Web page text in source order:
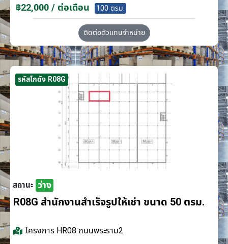
฿22,000 / ต่อเดือน 100 ตรม.
ติดต่อตัวแทนจำหน่าย
รหัสโกดัง R08G
สถานะ ว่าง
R08G สำนักงานสำเร็จรูปให้เช่า ขนาด 50 ตรม.
โครงการ HR08 ถนนพระราม2